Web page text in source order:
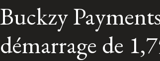
Buckzy
démarrage de